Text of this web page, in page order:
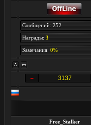
Сообщений: 252
Награды: 3
Замечания: 0%
3137
Free_Stalker